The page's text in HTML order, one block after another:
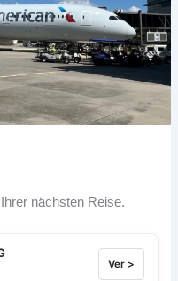
nächsten Reise.
Ver >